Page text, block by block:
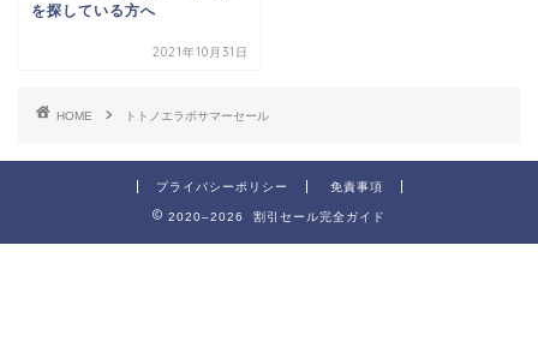
を探している方へ
2021年10月31日
HOME トトノエラボサマーセール
プライバシーポリシー 免責事項
2020–2026 割引セール完全ガイド